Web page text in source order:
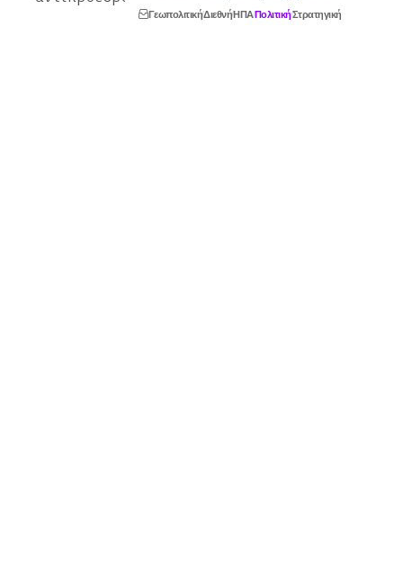
ΓεωπολιτικήΔιεθνήΗΠΑΠολιτικήΣτρατηγική